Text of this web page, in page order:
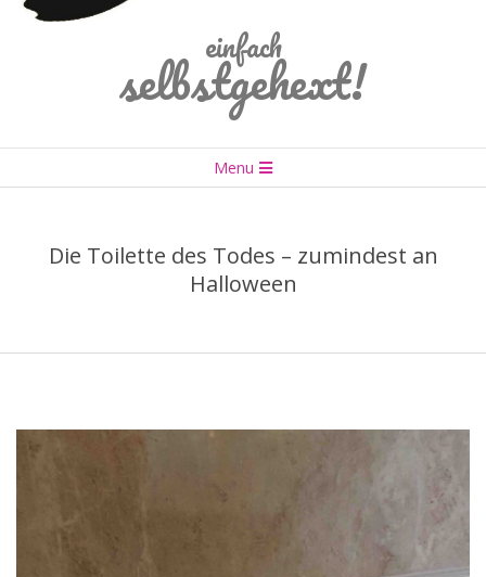
einfach
selbstgehext!
Navigation
Menu
Die Toilette des Todes – zumindest an
Halloween